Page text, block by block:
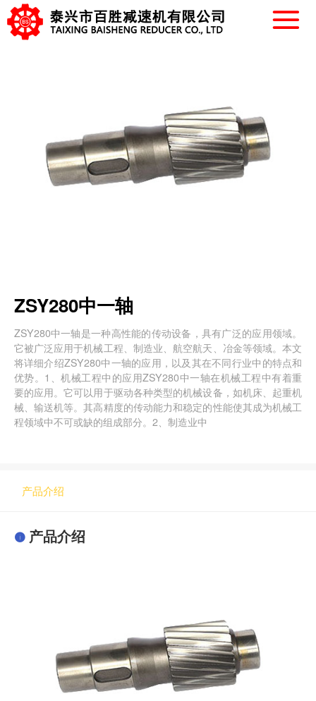
ZSY280中一轴
ZSY280中一轴是一种高性能的传动设备，具有广泛的应用领域。
它被广泛应用于机械工程、制造业、航空航天、冶金等领域。本文
将详细介绍ZSY280中一轴的应用，以及其在不同行业中的特点和
优势。1、机械工程中的应用ZSY280中一轴在机械工程中有着重
要的应用。它可以用于驱动各种类型的机械设备，如机床、起重机
械、输送机等。其高精度的传动能力和稳定的性能使其成为机械工
程领域中不可或缺的组成部分。2、制造业中
产品介绍
产品介绍